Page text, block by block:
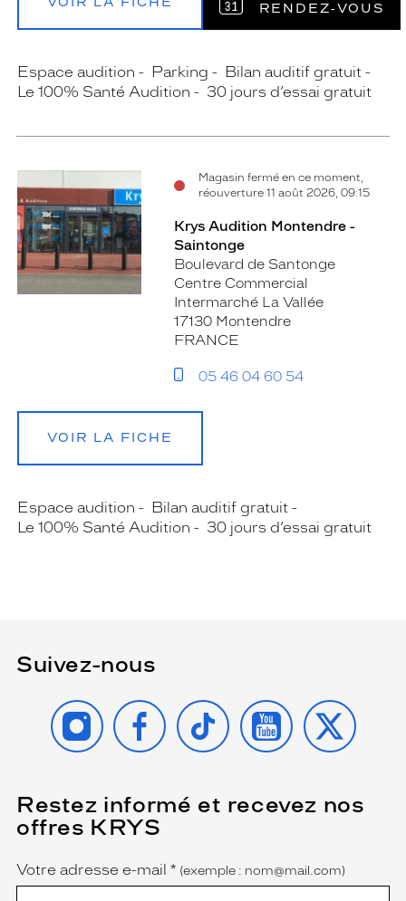
RENDEZ‑VOUS
Espace audition Parking
Bilan auditif gratuit
Le 100% Santé Audition
30 jours d’essai gratuit
Magasin fermé en ce moment,
réouverture 11 août 2026, 09:15
Krys Audition Montendre -
Saintonge
Boulevard de Santonge
Centre Commercial
Intermarché La Vallée
17130 Montendre
FRANCE
05 46 04 60 54
VOIR LA FICHE
Espace audition
Bilan auditif gratuit
Le 100% Santé Audition
30 jours d’essai gratuit
Suivez-nous
INSTAGRAMFACEBOOK
TIKTOK YOUTUBE
X
Restez informé et recevez nos
offres KRYS
Name
Votre adresse e-mail *
(Ce
champ
est
obligatoire)
(exemple : nom@mail.com)